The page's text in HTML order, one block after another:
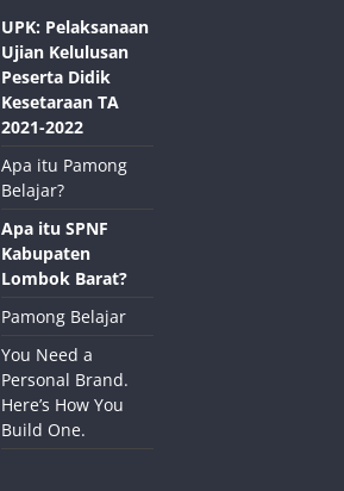
UPK: Pelaksanaan
Ujian Kelulusan
Peserta Didik
Kesetaraan TA
2021-2022
Apa itu Pamong
Belajar?
Apa itu SPNF
Kabupaten
Lombok Barat?
Pamong Belajar
You Need a
Personal Brand.
Here’s How You
Build One.